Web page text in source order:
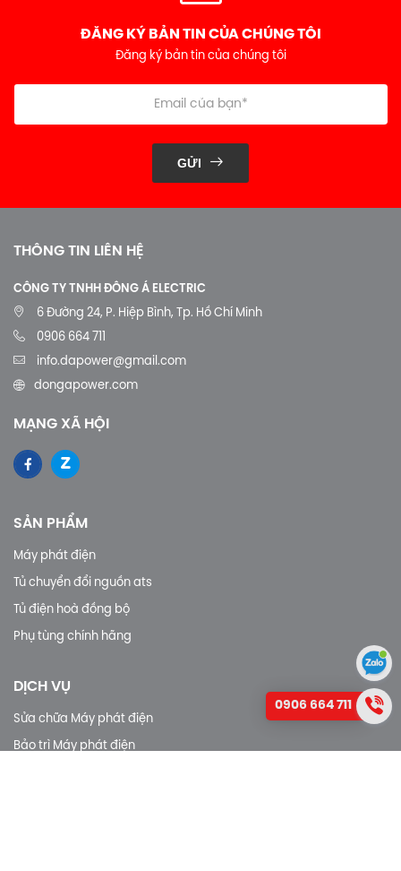
Email: info.dapower@gmail.com
ĐĂNG KÝ BẢN TIN CỦA CHÚNG TÔI
Đăng ký bản tin của chúng tôi
6 Đường 24, P. Hiệp Bình, Tp. Hồ Chí Minh
0906 664 711
info.dapower@gmail.com
dongapower.com
0906 664 711